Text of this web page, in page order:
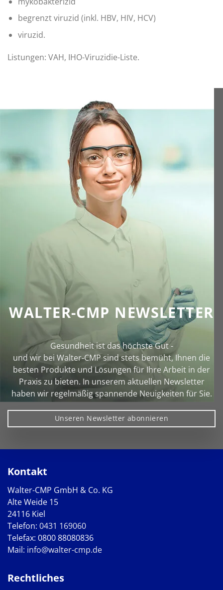
begrenzt viruzid (inkl. HBV, HIV, HCV)
viruzid.
Listungen: VAH, IHO-Viruzidie-Liste.
WALTER-CMP NEWSLETTER
Gesundheit ist das höchste Gut -
und wir bei Walter‑CMP sind stets bemüht, Ihnen die
besten Produkte und Lösungen für Ihre Arbeit in der
Praxis zu bieten. In unserem aktuellen Newsletter
haben wir regelmäßig spannende Neuigkeiten für Sie.
Unseren Newsletter abonnieren
Kontakt
Walter-CMP GmbH & Co. KG
Alte Weide 15
24116 Kiel
Telefon: 0431 169060
Telefax: 0800 88080836
Mail: info@walter-cmp.de
Rechtliches